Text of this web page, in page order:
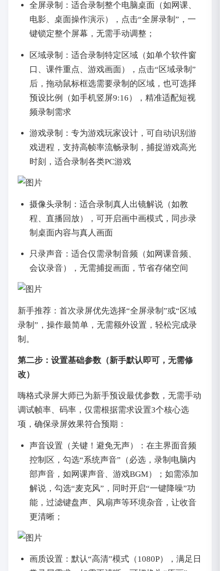
全屏录制：适合录制整个电脑桌面（如网课、
电影、桌面操作演示），点击“全屏录制”，一
键锁定整个屏幕，无需手动调整；
区域录制：适合录制特定区域（如单个软件窗
口、课件重点、游戏画面），点击“区域录制”
后，拖动鼠标框选需要录制的区域，也可选择
预设比例（如手机竖屏9:16），精准适配短视
频录制需求
游戏录制：专为游戏玩家设计，可自动识别游
戏进程，支持高帧率流畅录制，捕捉游戏高光
时刻，适合录制各类PC游戏
摄像头录制：适合录制真人出镜解说（如教
程、直播回放），可开启画中画模式，同步录
制桌面内容与真人画面
只录声音：适合仅需录制音频（如网课音频、
会议录音），无需捕捉画面，节省存储空间
新手推荐：首次录屏优先选择“全屏录制”或“区域
录制”，操作最简单，无需额外设置，轻松完成录
制。
第二步：设置基础参数（新手默认即可，无需修
改）
嗨格式录屏大师已为新手预设最优参数，无需手动
调试帧率、码率，仅需根据需求设置3个核心选
项，确保录屏效果符合预期：
声音设置（关键！避免无声）：在主界面音频
控制区，勾选“系统声音”（必选，录制电脑内
部声音，如网课声音、游戏BGM）；如需添加
解说，勾选“麦克风”，同时开启“一键降噪”功
能，过滤键盘声、风扇声等环境杂音，让收音
更清晰；
画质设置：默认“高清”模式（1080P），满足日